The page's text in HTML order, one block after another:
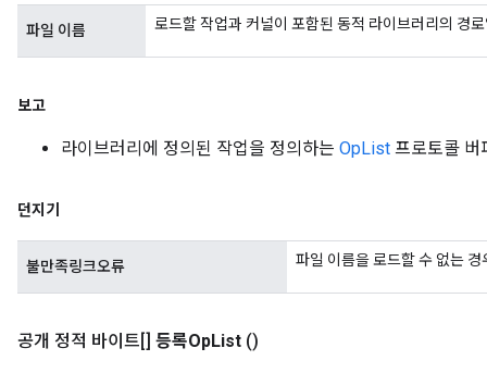
파일 이름 로드할 작업과 커널이 포함된 동적 라이브러리의 경
보고
라이브러리에 정의된 작업을 정의하는 OpList 프로토콜 버
던지기
불만족링크오류 파일 이름을 로드할 수 없는 경
공개 정적 바이트[] 등록OpList ()